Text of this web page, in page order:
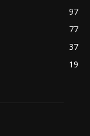
97
77
37
19